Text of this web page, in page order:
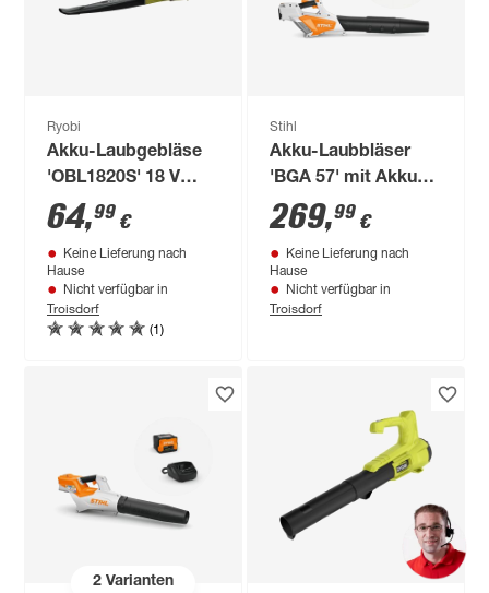
Ryobi
Akku-Laubgebläse
'OBL1820S' 18 V
ohne Akku
64,99 €
Keine Lieferung nach
Hause
Nicht verfügbar in
Troisdorf
(1)
Stihl
Akku-Laubbläser
'BGA 57' mit Akku
und Ladegerät
269,99 €
Keine Lieferung nach
Hause
Nicht verfügbar in
Troisdorf
2Varianten